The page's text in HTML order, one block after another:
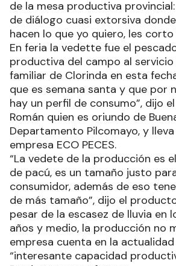
de la mesa productiva
de diálogo cuasi extorsiva
hacen lo que yo quiero, les corto
En feria la vedette fue el
productiva del campo al servicio
familiar de Clorinda en esta
que es semana santa y que por
hay un perfil de consumo”, dijo
Román quien es oriundo de
Departamento Pilcomayo, y
empresa ECO PECES.
“La vedete de la producción es
de pacú, es un tamaño justo
consumidor, además de eso
de más tamaño”, dijo el
pesar de la escasez de lluvia en
años y medio, la producción no
empresa cuenta en la
“interesante capacidad